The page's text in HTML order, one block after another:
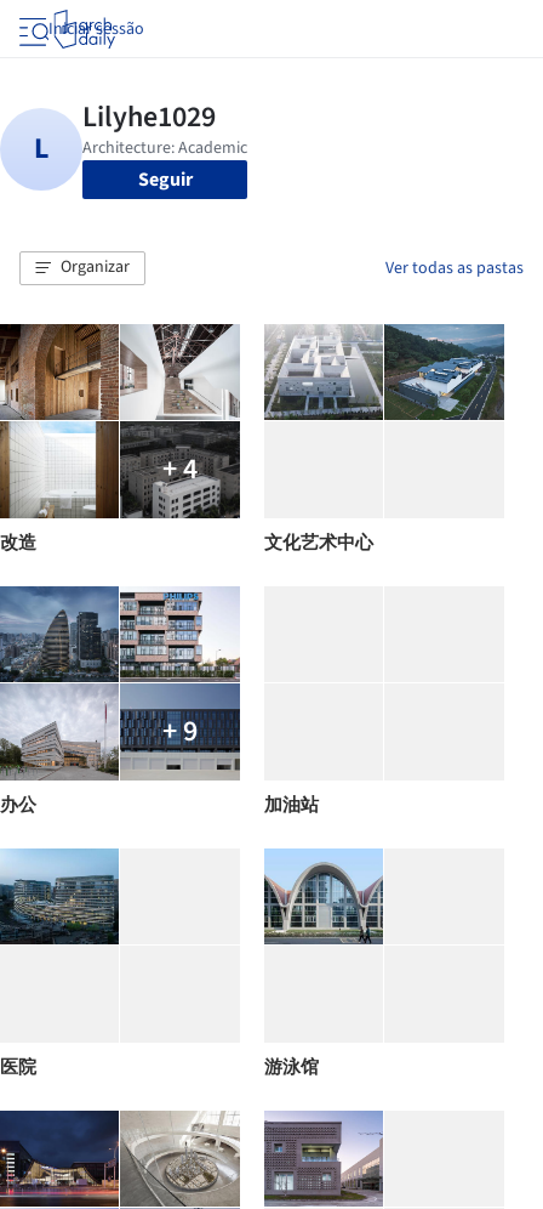
Iniciar sessão
Seguir
Organizar Ver todas as pastas
+ 4
改造 文化艺术中心
+ 9
办公 加油站
医院 游泳馆